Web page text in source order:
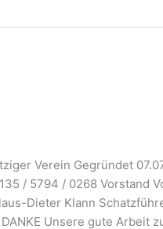
Verein Gegründet
/ 5794 / 0268 Vorstand
Dieter Klann
Unsere gute Arbeit